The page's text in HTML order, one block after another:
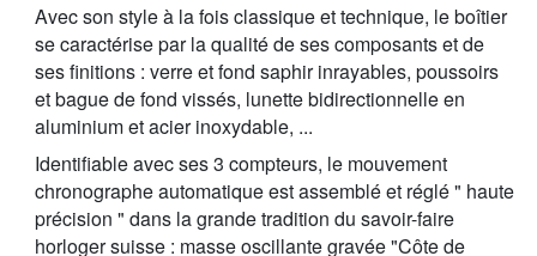
Avec son style à la fois classique et technique, le boîtier
se caractérise par la qualité de ses composants et de
ses finitions : verre et fond saphir inrayables, poussoirs
et bague de fond vissés, lunette bidirectionnelle en
aluminium et acier inoxydable, ...
Identifiable avec ses 3 compteurs, le mouvement
chronographe automatique est assemblé et réglé " haute
précision " dans la grande tradition du savoir-faire
horloger suisse : masse oscillante gravée "Côte de